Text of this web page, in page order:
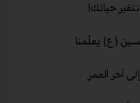
حياتك!
(ع) يعلّمنا
آخر العمر